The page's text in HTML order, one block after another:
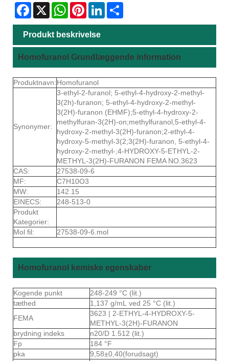
Facebook
X WhatsAppPinterestLinkedIn
Produkt beskrivelse
Homofuranol Grundlæggende information
Produktnavn:Homofuranol
Synonymer:
3-ethyl-2-furanol; 5-ethyl-4-hydroxy-2-methyl-
3(2h)-furanon; 5-ethyl-4-hydroxy-2-methyl-
3(2H)-furanon (EHMF);5-ethyl-4-hydroxy-2-
methylfuran-3(2H)-on;methylfuranol,5-ethyl-4-
hydroxy-2-methyl-3(2H)-furanon;2-ethyl-4-
hydroxy-5-methyl-3(2;3(2H)-furanon, 5-ethyl-4-
hydroxy-2-methyl-;4-HYDROXY-5-ETHYL-2-
METHYL-3(2H)-FURANON FEMA NO.3623
CAS:
27538-09-6
MF:
C7H10O3
MW:
142.15
EINECS:
248-513-0
Produkt
Kategorier:
Mol fil:
27538-09-6.mol
Homofuranol kemiske egenskaber
Kogende punkt
248-249 °C (lit.)
tæthed
1,137 g/mL ved 25 °C (lit.)
FEMA
3623 | 2-ETHYL-4-HYDROXY-5-
METHYL-3(2H)-FURANON
brydning indeks
n20/D 1.512 (lit.)
Fp
184 °F
pka
9,58±0,40(forudsagt)